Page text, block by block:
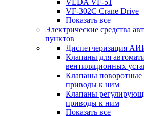
VEDA VF-51
VF-302C Crane Drive
Показать все
Электрические средства
пунктов
Диспетчеризация
Клапаны для
вентиляционных
Клапаны
приводы к ним
Клапаны
приводы к ним
Показать все